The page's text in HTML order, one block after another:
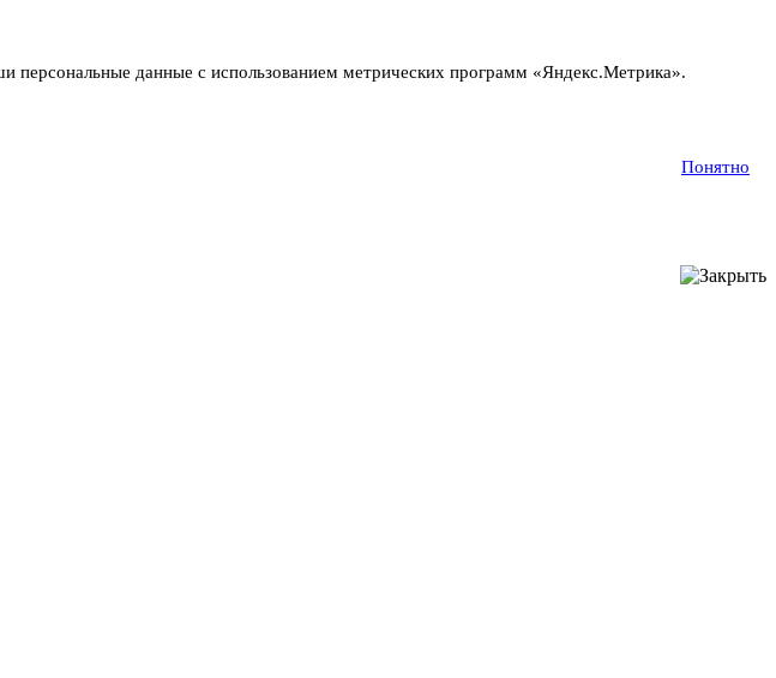
данные с использованием метрических программ «Яндекс.Метрика».
Понятно